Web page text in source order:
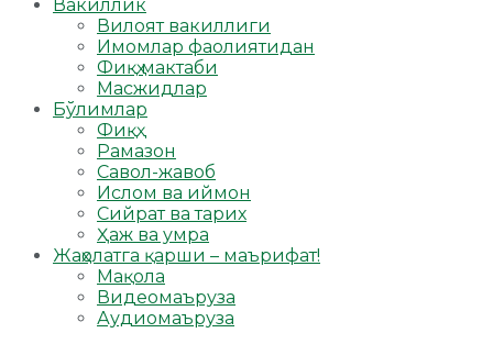
Вакиллик
Вилоят вакиллиги
Имомлар фаолиятидан
Фиқҳ мактаби
Масжидлар
Бўлимлар
Фиқҳ
Рамазон
Савол-жавоб
Ислом ва иймон
Сийрат ва тарих
Ҳаж ва умра
Жаҳолатга қарши – маърифат!
Мақола
Видеомаъруза
Аудиомаъруза